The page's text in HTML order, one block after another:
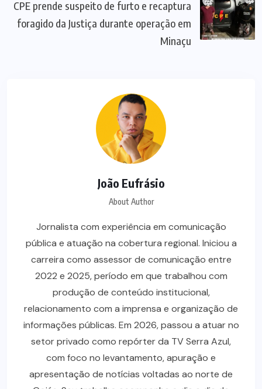
CPE prende suspeito de furto e recaptura
foragido da Justiça durante operação em
Minaçu
João Eufrásio
About Author
Jornalista com experiência em comunicação
pública e atuação na cobertura regional. Iniciou a
carreira como assessor de comunicação entre
2022 e 2025, período em que trabalhou com
produção de conteúdo institucional,
relacionamento com a imprensa e organização de
informações públicas. Em 2026, passou a atuar no
setor privado como repórter da TV Serra Azul,
com foco no levantamento, apuração e
apresentação de notícias voltadas ao norte de